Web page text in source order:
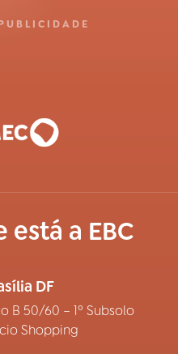
está a EBC
DF
B 50/60 – 1º Subsolo
Shopping